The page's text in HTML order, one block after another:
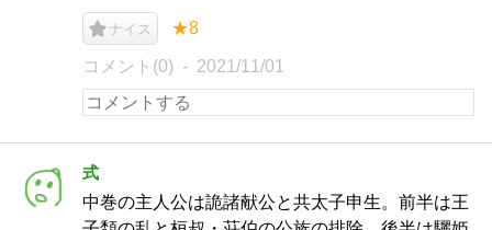
ナイス ★8
コメント(0) 2021/11/01
式
中巻の主人公は詭諸献公と共太子申生。前半は王